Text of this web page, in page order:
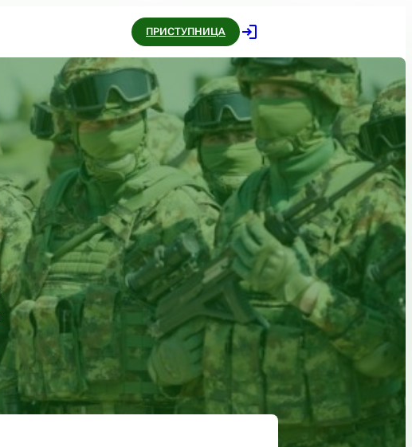
ПРИСТУПНИЦА